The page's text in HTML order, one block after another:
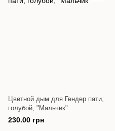
Цветной дым для Гендер пати,
голубой, "Мальчик"
230.00 грн